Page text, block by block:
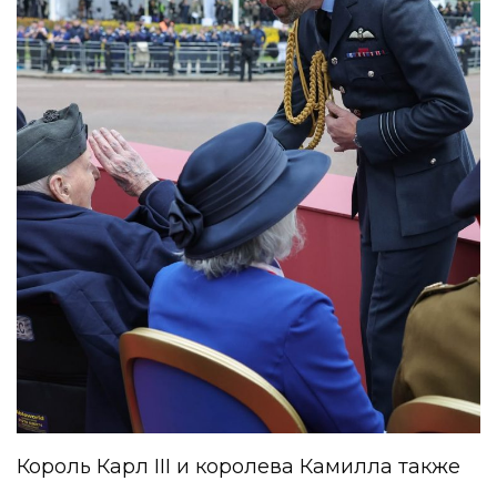
Король Карл III и королева Камилла также